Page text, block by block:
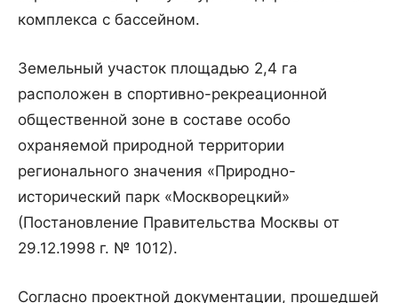
комплекса с бассейном.
Земельный участок площадью 2,4 га
расположен в спортивно-рекреационной
общественной зоне в составе особо
охраняемой природной территории
регионального значения «Природно-
исторический парк «Москворецкий»
(Постановление Правительства Москвы от
29.12.1998 г. № 1012).
Согласно проектной документации, прошедшей